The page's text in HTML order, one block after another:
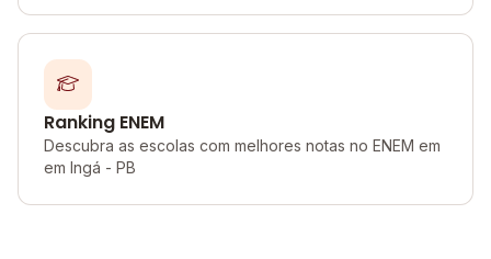
Ranking ENEM
Descubra as escolas com melhores notas no ENEM em
em Ingá - PB